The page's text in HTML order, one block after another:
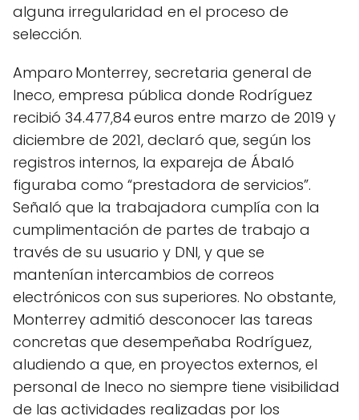
alguna irregularidad en el proceso de
selección.
Amparo Monterrey, secretaria general de
Ineco, empresa pública donde Rodríguez
recibió 34.477,84 euros entre marzo de 2019 y
diciembre de 2021, declaró que, según los
registros internos, la expareja de Ábaló
figuraba como “prestadora de servicios”.
Señaló que la trabajadora cumplía con la
cumplimentación de partes de trabajo a
través de su usuario y DNI, y que se
mantenían intercambios de correos
electrónicos con sus superiores. No obstante,
Monterrey admitió desconocer las tareas
concretas que desempeñaba Rodríguez,
aludiendo a que, en proyectos externos, el
personal de Ineco no siempre tiene visibilidad
de las actividades realizadas por los